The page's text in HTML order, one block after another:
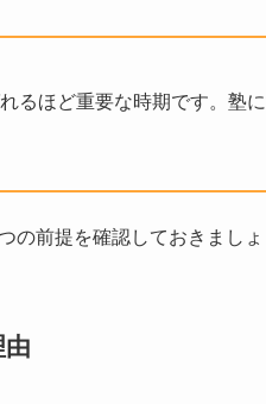
るほど重要な時期です。塾
の前提を確認しておきましょ